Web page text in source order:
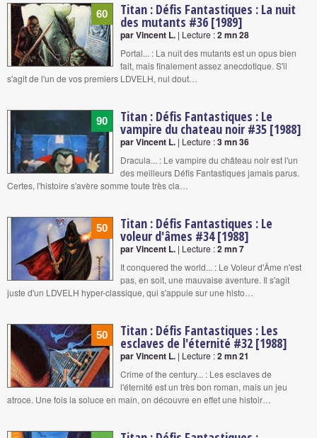
60 Titan : Défis Fantastiques : La nuit
des mutants #36 [1989]
par Vincent L. | Lecture :2 mn 28
Portal... : La nuit des mutants est un opus bien
fait, mais finalement assez anecdotique. S'il
s'agit de l'un de vos premiers LDVELH, nul dout…
90 Titan : Défis Fantastiques : Le
vampire du chateau noir #35 [1988]
par Vincent L. | Lecture :3 mn 36
Dracula... : Le vampire du château noir est l'un
des meilleurs Défis Fantastiques jamais parus.
Certes, l'histoire s'avère somme toute très cla…
50 Titan : Défis Fantastiques : Le
voleur d'âmes #34 [1988]
par Vincent L. | Lecture :2 mn 7
It conquered the world... : Le Voleur d'Âme n'est
pas, en soit, une mauvaise aventure. Il s'agit
juste d'un LDVELH hyper-classique, qui s'appuie sur une histo…
50 Titan : Défis Fantastiques : Les
esclaves de l'éternité #32 [1988]
par Vincent L. | Lecture :2 mn 21
Crime of the century... : Les esclaves de
l'éternité est un très bon roman, mais un jeu
atroce. Une fois la soluce en main, on découvre en effet une histoir…